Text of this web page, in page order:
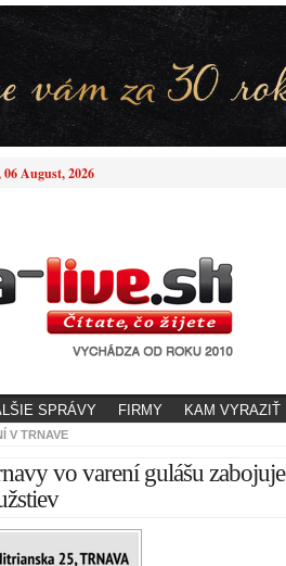
August, 2026
SPRÁVY FIRMY KAM VYRAZIŤ
V TRNAVE
vo varení gulášu zabojuje